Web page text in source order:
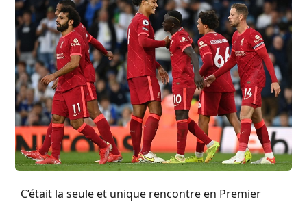
C’était la seule et unique rencontre en Premier